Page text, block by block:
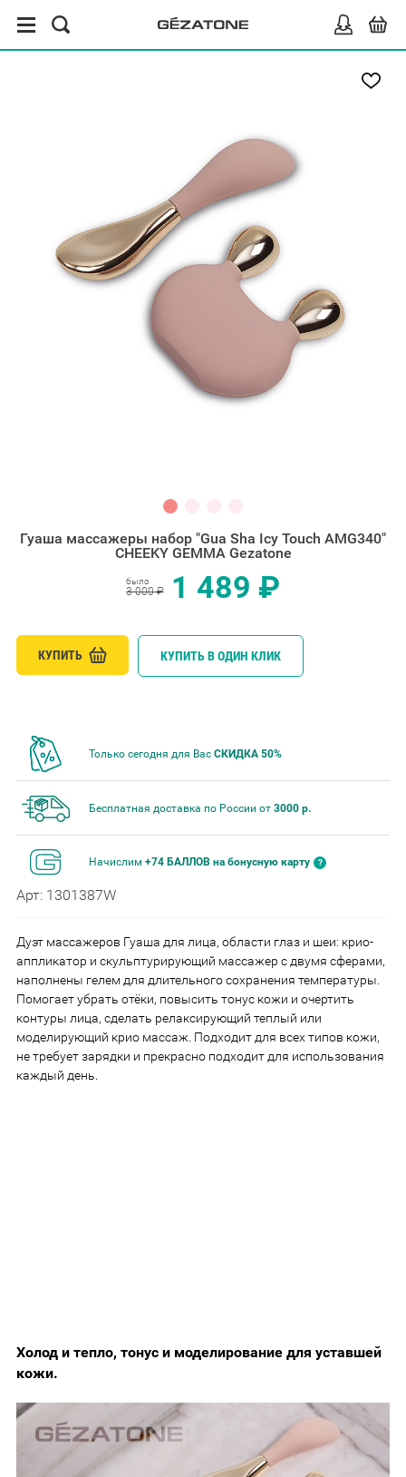
Гуаша массажеры набор "Gua Sha Icy Touch AMG340"
CHEEKY GEMMA Gezatone
было
3 000 ₽ 1 489 ₽
КУПИТЬ КУПИТЬ В ОДИН КЛИК
Только сегодня для Вас СКИДКА 50%
Бесплатная доставка по России от 3000 р.
Начислим +74 БАЛЛОВ на бонусную карту
Арт: 1301387W
Дуэт массажеров Гуаша для лица, области глаз и шеи: крио-
аппликатор и скульптурирующий массажер с двумя сферами,
наполнены гелем для длительного сохранения температуры.
Помогает убрать отёки, повысить тонус кожи и очертить
контуры лица, сделать релаксирующий теплый или
моделирующий крио массаж. Подходит для всех типов кожи,
не требует зарядки и прекрасно подходит для использования
каждый день.
Холод и тепло, тонус и моделирование для уставшей
кожи.